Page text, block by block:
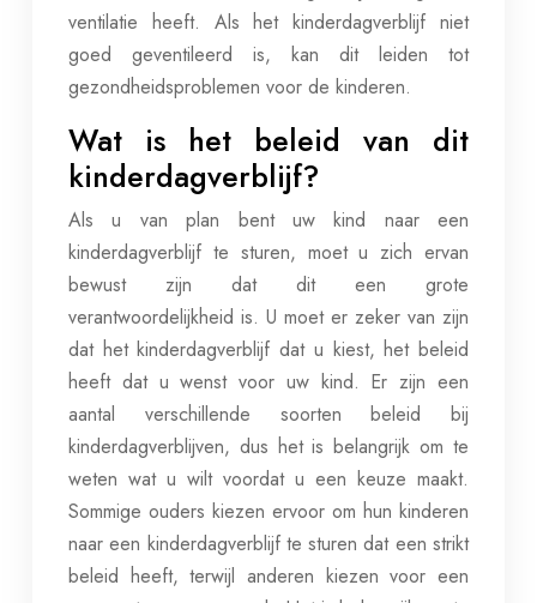
ventilatie heeft. Als het kinderdagverblijf niet
goed geventileerd is, kan dit leiden tot
gezondheidsproblemen voor de kinderen.
Wat is het beleid van dit
kinderdagverblijf?
Als u van plan bent uw kind naar een
kinderdagverblijf te sturen, moet u zich ervan
bewust zijn dat dit een grote
verantwoordelijkheid is. U moet er zeker van zijn
dat het kinderdagverblijf dat u kiest, het beleid
heeft dat u wenst voor uw kind. Er zijn een
aantal verschillende soorten beleid bij
kinderdagverblijven, dus het is belangrijk om te
weten wat u wilt voordat u een keuze maakt.
Sommige ouders kiezen ervoor om hun kinderen
naar een kinderdagverblijf te sturen dat een strikt
beleid heeft, terwijl anderen kiezen voor een